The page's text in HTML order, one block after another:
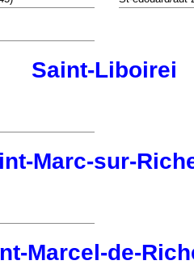
Saint-Liboirei
Marc-sur-
Marcel-de-